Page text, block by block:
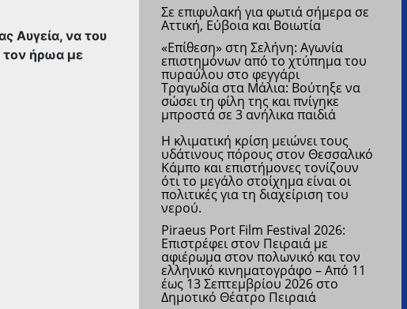
Αυγεία, να του
τον ήρωα με
Σε επιφυλακή για φωτιά σήμερα σε
Αττική, Εύβοια και Βοιωτία
«Επίθεση» στη Σελήνη: Αγωνία
επιστημόνων από το χτύπημα του
πυραύλου στο φεγγάρι
Τραγωδία στα Μάλια: Βούτηξε να
σώσει τη φίλη της και πνίγηκε
μπροστά σε 3 ανήλικα παιδιά
Η κλιματική κρίση μειώνει τους
υδάτινους πόρους στον Θεσσαλικό
Κάμπο και επιστήμονες τονίζουν
ότι το μεγάλο στοίχημα είναι οι
πολιτικές για τη διαχείριση του
νερού.
Piraeus Port Film Festival 2026:
Επιστρέφει στον Πειραιά με
αφιέρωμα στον πολωνικό και τον
ελληνικό κινηματογράφο –Από 11
έως 13 Σεπτεμβρίου 2026 στο
Δημοτικό Θέατρο Πειραιά